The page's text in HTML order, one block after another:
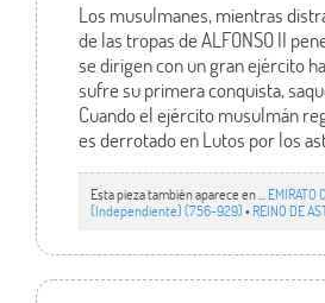
Los musulmanes, mientras
de las tropas de ALFONSO II
se dirigen con un gran ejército
sufre su primera conquista,
Cuando el ejército musulmán
es derrotado en Lutos por los
Esta pieza también aparece en ... EMIRATO
(Independiente) (756-929)• REINO DE